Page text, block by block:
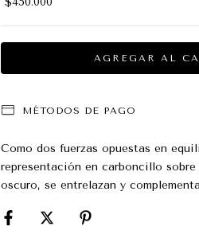
MÉTODOS DE PAGO
Como dos fuerzas opuestas en
representación en carboncillo
oscuro, se entrelazan y